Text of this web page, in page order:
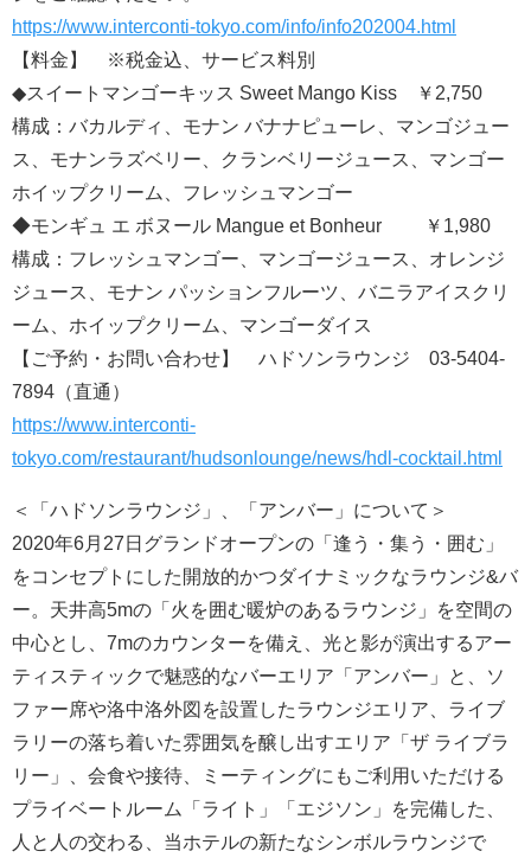
https://www.interconti-tokyo.com/info/info202004.html
【料金】 ※税金込、サービス料別
◆スイートマンゴーキッス Sweet Mango Kiss ￥2,750
構成：バカルディ、モナン バナナピューレ、マンゴジュー
ス、モナンラズベリー、クランベリージュース、マンゴー
ホイップクリーム、フレッシュマンゴー
◆モンギュ エ ボヌール Mangue et Bonheur ￥1,980
構成：フレッシュマンゴー、マンゴージュース、オレンジ
ジュース、モナン パッションフルーツ、バニラアイスクリ
ーム、ホイップクリーム、マンゴーダイス
【ご予約・お問い合わせ】 ハドソンラウンジ 03-5404-
7894（直通）
https://www.interconti-
tokyo.com/restaurant/hudsonlounge/news/hdl-cocktail.html
＜「ハドソンラウンジ」、「アンバー」について＞
2020年6月27日グランドオープンの「逢う・集う・囲む」
をコンセプトにした開放的かつダイナミックなラウンジ&バ
ー。天井高5mの「火を囲む暖炉のあるラウンジ」を空間の
中心とし、7mのカウンターを備え、光と影が演出するアー
ティスティックで魅惑的なバーエリア「アンバー」と、ソ
ファー席や洛中洛外図を設置したラウンジエリア、ライブ
ラリーの落ち着いた雰囲気を醸し出すエリア「ザ ライブラ
リー」、会食や接待、ミーティングにもご利用いただける
プライベートルーム「ライト」「エジソン」を完備した、
人と人の交わる、当ホテルの新たなシンボルラウンジで